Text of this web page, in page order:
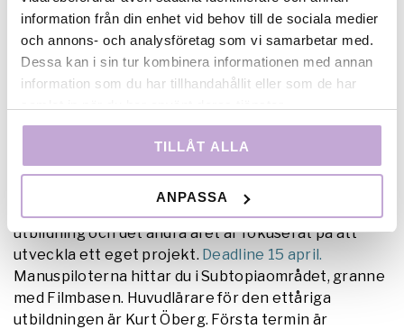
information från din enhet vid behov till de sociala medier
och annons- och analysföretag som vi samarbetar med.
Dessa kan i sin tur kombinera informationen med annan
information som du har tillhandahållit eller som de har
samlat in när du har använt deras tjänster.
TILLÅT ALLA
ANPASSA
Bli manusförfattare
Broby grafiska är en yrkeshögskola som ligger i
Sunne. Derasettåriga manusutbildning för film och
tvges på distans med sex träffar under året.
NAKEN och manusförfattaren och dramaturgen
Deadline 15 april.
Folkhögskola Biskops-Arnö erbjuder en ettårig
dramatiklinje där du får prova att skriva för både film,
tv, radio och teater. Första året är en grundläggande
utbildning och det andra året är fokuserat på att
utveckla ett eget projekt. Deadline 15 april.
Manuspiloterna hittar du i Subtopiaområdet, granne
med Filmbasen. Huvudlärare för den ettåriga
utbildningen är Kurt Öberg. Första termin är